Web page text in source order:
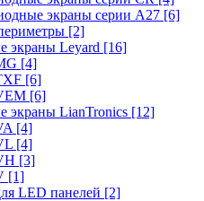
экраны серии А27 [6]
[2]
экраны Leyard [16]
[4]
[6]
[6]
экраны LianTronics [12]
[4]
[4]
[3]
[1]
LED панелей [2]